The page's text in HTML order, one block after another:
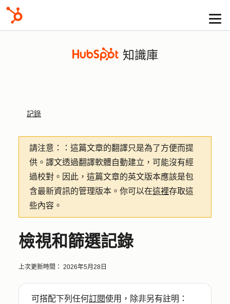
知識庫
記錄
請注意：
：這篇文章的翻譯只是為了方便而提
供。譯文透過翻譯軟體自動建立，可能沒有經
過校對。因此，這篇文章的英文版本應該是包
含最新資訊的管理版本。你可以在這裡存取這
些內容。
檢視和篩選記錄
上次更新時間： 2026年5月28日
可搭配下列任何訂閱使用，除非另有註明：